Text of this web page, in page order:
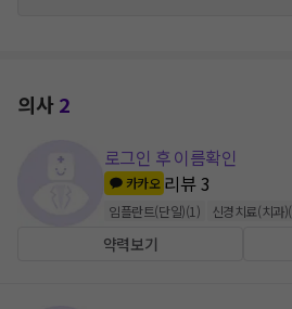
의사2
로그인 후 이름확인
카카오 리뷰3
임플란트(단일)(1 ) 신경치료(치과)(
약력보기